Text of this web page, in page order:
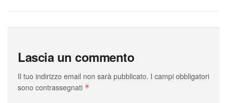
Lascia un commento
Il tuo indirizzo email non sarà pubblicato. I campi obbligatori
sono contrassegnati *